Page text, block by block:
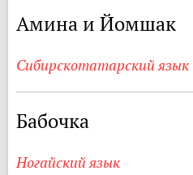
Амина и Йомшак
Сибирскотатарский язык
Бабочка
Ногайский язык